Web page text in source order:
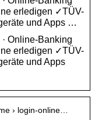
erledigen ✓TÜV-
und Apps …
Online-Banking
erledigen ✓TÜV-
und Apps
› login-online…